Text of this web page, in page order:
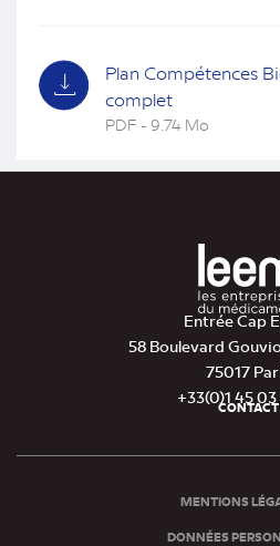
Plan Compétences
complet
PDF - 9.74 Mo
onglet)
Entrée Cap
58 Boulevard
75017
+33(0)1 45 03
de
CONTACT
MENTIONS
DONNÉES